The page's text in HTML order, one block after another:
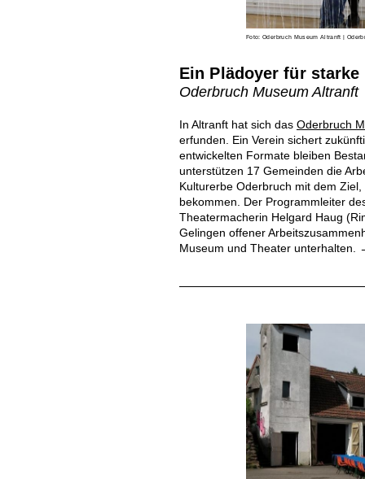
Foto: Oderbruch Museum Altranft |
Ein Plädoyer für starke
Oderbruch Museum Altranft
In Altranft hat sich das Oderbruch
erfunden. Ein Verein sichert
entwickelten Formate bleiben
unterstützen 17 Gemeinden die
Kulturerbe Oderbruch mit dem
bekommen. Der Programmleiter
Theatermacherin Helgard Haug
Gelingen offener
Museum und Theater